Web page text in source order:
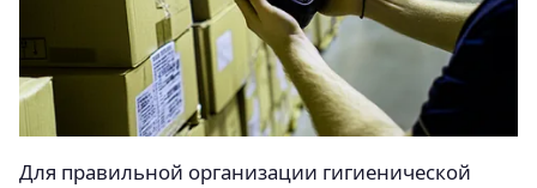
Для правильной организации гигиенической